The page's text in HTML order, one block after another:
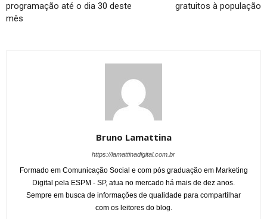
programação até o dia 30 deste
mês
gratuitos à população
Bruno Lamattina
https://lamattinadigital.com.br
Formado em Comunicação Social e com pós graduação em Marketing
Digital pela ESPM - SP, atua no mercado há mais de dez anos.
Sempre em busca de informações de qualidade para compartilhar
com os leitores do blog.